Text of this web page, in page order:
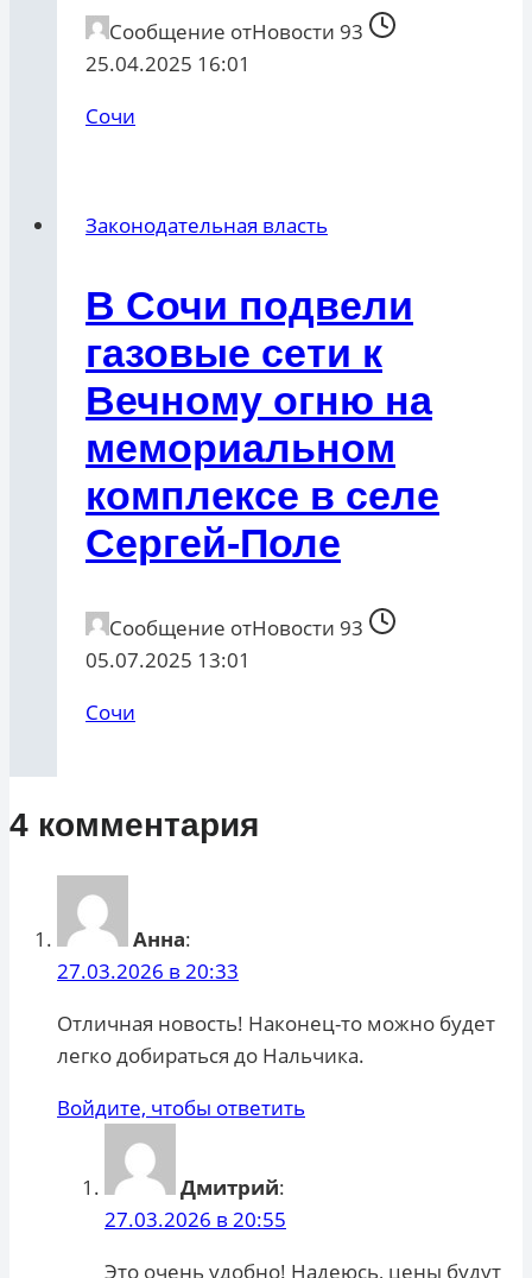
Сообщение отНовости 93
25.04.2025 16:01
Сочи
Законодательная власть
В Сочи подвели
газовые сети к
Вечному огню на
мемориальном
комплексе в селе
Сергей-Поле
Сообщение отНовости 93
05.07.2025 13:01
Сочи
4 комментария
Анна:
27.03.2026 в 20:33
Отличная новость! Наконец-то можно будет
легко добираться до Нальчика.
Войдите, чтобы ответить
Дмитрий:
27.03.2026 в 20:55
Это очень удобно! Надеюсь, цены будут